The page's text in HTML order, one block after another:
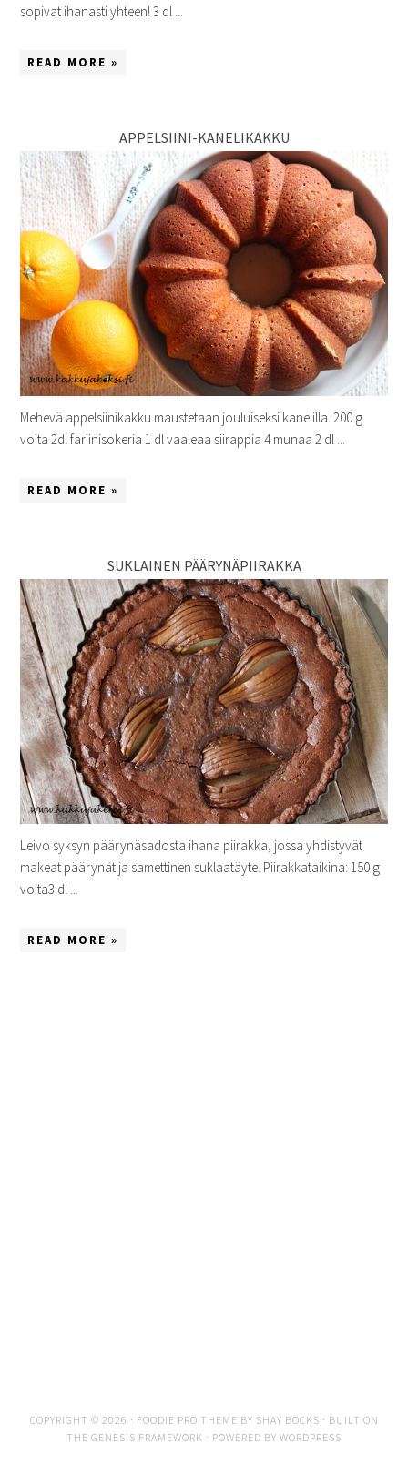
sopivat ihanasti yhteen! 3 dl ...
READ MORE »
APPELSIINI-KANELIKAKKU
Mehevä appelsiinikakku maustetaan jouluiseksi kanelilla. 200 g
voita 2dl fariinisokeria 1 dl vaaleaa siirappia 4 munaa 2 dl ...
READ MORE »
SUKLAINEN PÄÄRYNÄPIIRAKKA
Leivo syksyn päärynäsadosta ihana piirakka, jossa yhdistyvät
makeat päärynät ja samettinen suklaatäyte. Piirakkataikina: 150 g
voita3 dl ...
READ MORE »
COPYRIGHT © 2026 · FOODIE PRO THEME BY SHAY BOCKS · BUILT ON
THE GENESIS FRAMEWORK · POWERED BY WORDPRESS